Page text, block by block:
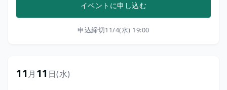
イベントに申し込む
申込締切11/4(水) 19:00
11 月 11 日(水)